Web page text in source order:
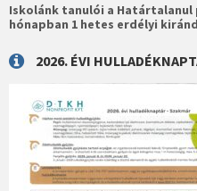
Iskolánk tanulói a
hónapban 1 hetes erdélyi
2026. ÉVI